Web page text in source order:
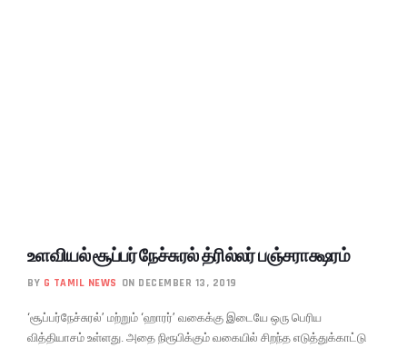
உளவியல் சூப்பர் நேச்சுரல் த்ரில்லர் பஞ்சராக்ஷரம்
BY G TAMIL NEWS ON DECEMBER 13, 2019
‘சூப்பர்நேச்சுரல்’ மற்றும் ‘ஹாரர்’ வகைக்கு இடையே ஒரு பெரிய
வித்தியாசம் உள்ளது. அதை நிரூபிக்கும் வகையில் சிறந்த எடுத்துக்காட்டு